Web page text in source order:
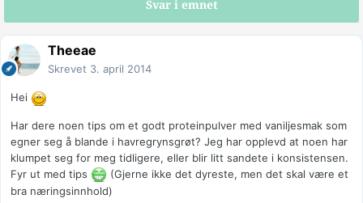
Svar i emnet
Theeae
Skrevet 3. april 2014
Hei
Har dere noen tips om et godt proteinpulver med vaniljesmak som
egner seg å blande i havregrynsgrøt? Jeg har opplevd at noen har
klumpet seg for meg tidligere, eller blir litt sandete i konsistensen.
Fyr ut med tips
(Gjerne ikke det dyreste, men det skal være et
bra næringsinnhold)